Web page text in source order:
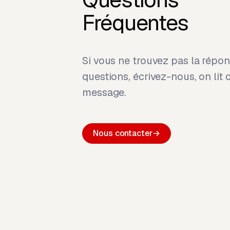
Fréquentes
Si vous ne trouvez pas la
questions, écrivez-nous, on lit
message.
Nous contacter→